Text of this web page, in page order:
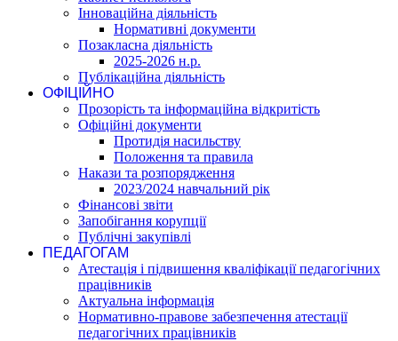
Інноваційна діяльність
Нормативні документи
Позакласна діяльність
2025-2026 н.р.
Публікаційна діяльність
ОФІЦІЙНО
Прозорість та інформаційна відкритість
Офіційні документи
Протидія насильству
Положення та правила
Накази та розпорядження
2023/2024 навчальний рік
Фінансові звіти
Запобігання корупції
Публічні закупівлі
ПЕДАГОГАМ
Атестація і підвишення кваліфікації педагогічних
працівників
Актуальна інформація
Нормативно-правове забезпечення атестації
педагогічних працівників